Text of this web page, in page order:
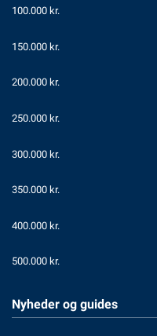
100.000 kr.
150.000 kr.
200.000 kr.
250.000 kr.
300.000 kr.
350.000 kr.
400.000 kr.
500.000 kr.
Nyheder og guides